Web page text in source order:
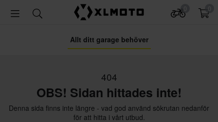
Allt ditt garage behöver
404
OBS! Sidan hittades inte!
Denna sida finns inte längre - vad god använd sökrutan nedanför
för att hitta i vårt utbud.